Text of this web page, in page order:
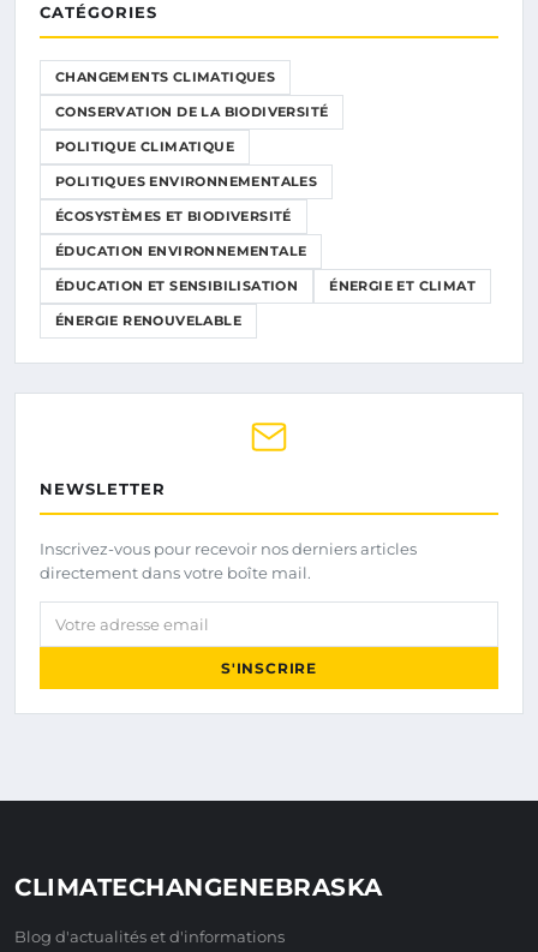
CATÉGORIES
CHANGEMENTS CLIMATIQUES
CONSERVATION DE LA BIODIVERSITÉ
POLITIQUE CLIMATIQUE
POLITIQUES ENVIRONNEMENTALES
ÉCOSYSTÈMES ET BIODIVERSITÉ
ÉDUCATION ENVIRONNEMENTALE
ÉDUCATION ET SENSIBILISATION ÉNERGIE ET CLIMAT
ÉNERGIE RENOUVELABLE
NEWSLETTER
Inscrivez-vous pour recevoir nos derniers articles
directement dans votre boîte mail.
Votre adresse email
S'INSCRIRE
CLIMATECHANGENEBRASKA
Blog d'actualités et d'informations